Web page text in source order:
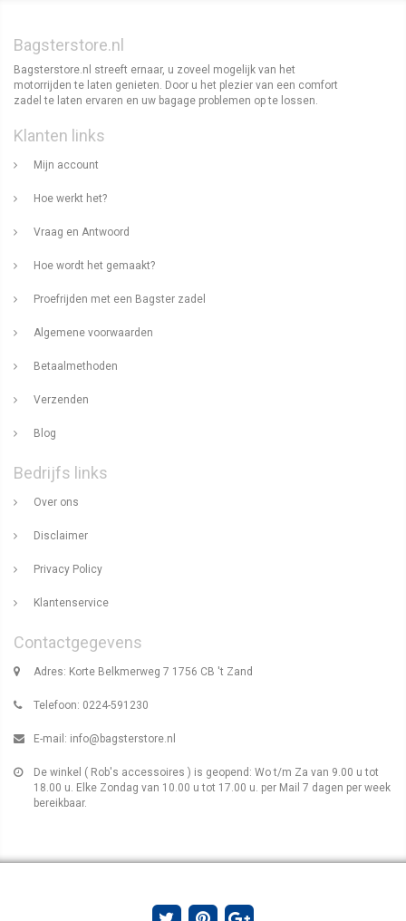
Bagsterstore.nl
Bagsterstore.nl streeft ernaar, u zoveel mogelijk van het
motorrijden te laten genieten. Door u het plezier van een comfort
zadel te laten ervaren en uw bagage problemen op te lossen.
Klanten links
Mijn account
Hoe werkt het?
Vraag en Antwoord
Hoe wordt het gemaakt?
Proefrijden met een Bagster zadel
Algemene voorwaarden
Betaalmethoden
Verzenden
Blog
Bedrijfs links
Over ons
Disclaimer
Privacy Policy
Klantenservice
Contactgegevens
Adres: Korte Belkmerweg 7 1756 CB 't Zand
Telefoon: 0224-591230
E-mail: info@bagsterstore.nl
De winkel ( Rob's accessoires ) is geopend: Wo t/m Za van 9.00 u tot
18.00 u. Elke Zondag van 10.00 u tot 17.00 u. per Mail 7 dagen per week
bereikbaar.